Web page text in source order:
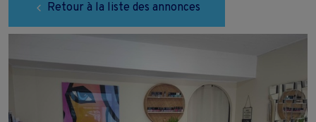
Retour à la liste des annonces